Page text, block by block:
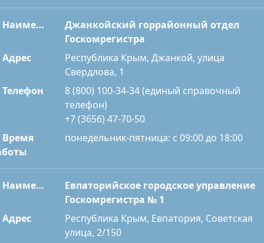
Наименование
Джанкойский горрайонный отдел
Госкомрегистра
Адрес
Республика Крым, Джанкой, улица
Свердлова, 1
Телефон
8 (800) 100-34-34 (единый справочный
телефон)
+7 (3656) 47-70-50
Время
понедельник-пятница: с 09:00 до 18:00
Наименование
Евпаторийское городское управление
Госкомрегистра № 1
Адрес
Республика Крым, Евпатория, Советская
улица, 2/150